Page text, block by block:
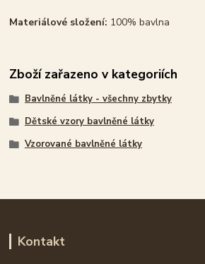
Materiálové složení: 100% bavlna
Zboží zařazeno v kategoriích
Bavlněné látky - všechny zbytky
Dětské vzory bavlněné látky
Vzorované bavlněné látky
Kontakt